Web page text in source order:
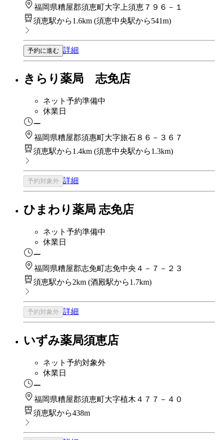
福岡県糟屋郡須恵町大字上須恵７９６－１
須恵駅から1.6km (須恵中央駅から541m)
予約に進む 詳細
きらり薬局 志免店
ネット予約準備中
休業日
ー
福岡県糟屋郡須惠町大字旅石８６－３６７
須恵駅から1.4km (須恵中央駅から1.3km)
予約対象外 詳細
ひまわり薬局 志免店
ネット予約準備中
休業日
ー
福岡県糟屋郡志免町志免中央４－７－２３
須恵駅から2km (酒殿駅から1.7km)
予約対象外 詳細
いずみ薬局須恵店
ネット予約対象外
休業日
ー
福岡県糟屋郡須恵町大字植木４７７－４０
須恵駅から438m